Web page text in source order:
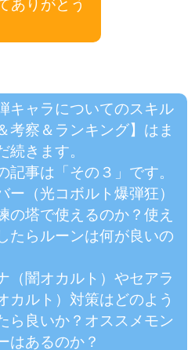
ありがとう
キャラについてのスキル
考察＆ランキング】はま
続きます。
記事は「その３」です。
ー（光コボルト爆弾狂）
の塔で使えるのか？使え
たらルーンは何が良いの
（闇オカルト）やセアラ
カルト）対策はどのよう
ら良いか？オススメモン
はあるのか？